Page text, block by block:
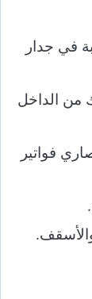
في جدار
من الداخل
فواتير
.
.